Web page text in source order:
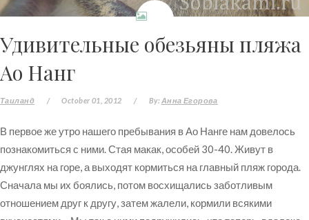
Удивительные обезьяны пляжа
Ао Нанг
Таиланд / October 01, 2012 / By: Анна Егорова
В первое же утро нашего пребывания в Ао Нанге нам довелось
познакомиться с ними. Стая макак, особей 30-40. Живут в
джунглях на горе, а выходят кормиться на главный пляж города.
Сначала мы их боялись, потом восхищались заботливым
отношением друг к другу, затем жалели, кормили всякими